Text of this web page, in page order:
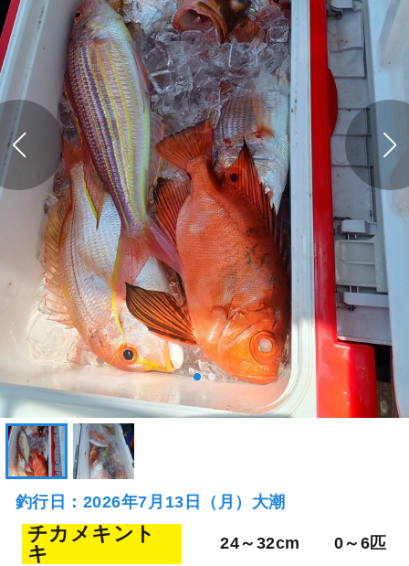
釣行日：2026年7月13日（月）大潮
チカメキント
キ
24～32cm 0～6匹